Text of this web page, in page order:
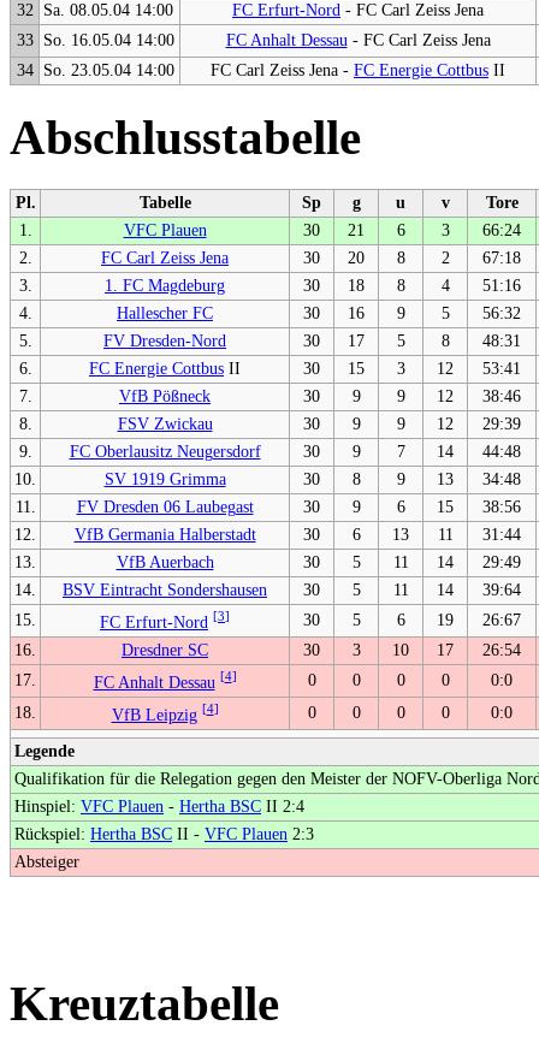
32
Sa. 08.05.04 14:00 FC Erfurt-Nord - FC Carl Zeiss Jena
33
So. 16.05.04 14:00 FC Anhalt Dessau- FC Carl Zeiss Jena
34
So. 23.05.04 14:00 FC Carl Zeiss Jena - FC Energie Cottbus II
Abschlusstabelle
Pl. Tabelle Sp g u v
Tore
1.
VFC Plauen 30 21 6 3
66:24
2.
FC Carl Zeiss Jena 30 20 8 2
67:18
3.
1. FC Magdeburg 30 18 8 4
51:16
4.
Hallescher FC 30 16 9 5
56:32
5.
FV Dresden-Nord 30 17 5 8
48:31
6.
FC Energie Cottbus II 30 15 3 12
53:41
7.
VfB Pößneck 30 9 9 12
38:46
8.
FSV Zwickau 30 9 9 12
29:39
9.
FC Oberlausitz Neugersdorf 30 9 7 14
44:48
10.
SV 1919 Grimma 30 8 9 13
34:48
11.
FV Dresden 06 Laubegast 30 9 6 15
38:56
12.
VfB Germania Halberstadt 30 6 13 11
31:44
13.
VfB Auerbach 30 5 11 14
29:49
14.
BSV Eintracht Sondershausen 30 5 11 14
39:64
15.
FC Erfurt-Nord [3] 30 5 6 19
26:67
16.
Dresdner SC 30 3 10 17
26:54
17.
FC Anhalt Dessau [4] 0 0 0 0
0:0
18.
VfB Leipzig [4] 0 0 0 0 0:0
Legende
Qualifikation für die Relegation gegen den Meister der NOFV-Oberliga
Hinspiel: VFC Plauen - Hertha BSC II 2:4
Rückspiel: Hertha BSC II - VFC Plauen 2:3
Absteiger
Kreuztabelle